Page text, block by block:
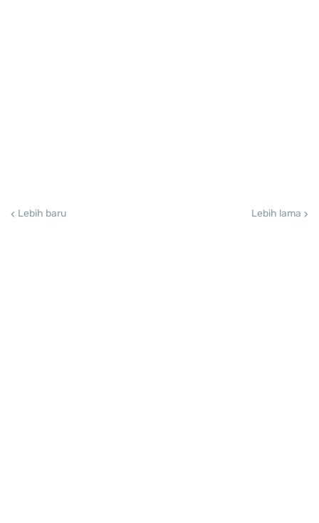
Lebih baru Lebih lama